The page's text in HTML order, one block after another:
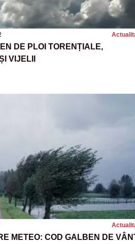
DE PLOI TORENȚIALE,
VIJELII
METEO: COD GALBEN DE